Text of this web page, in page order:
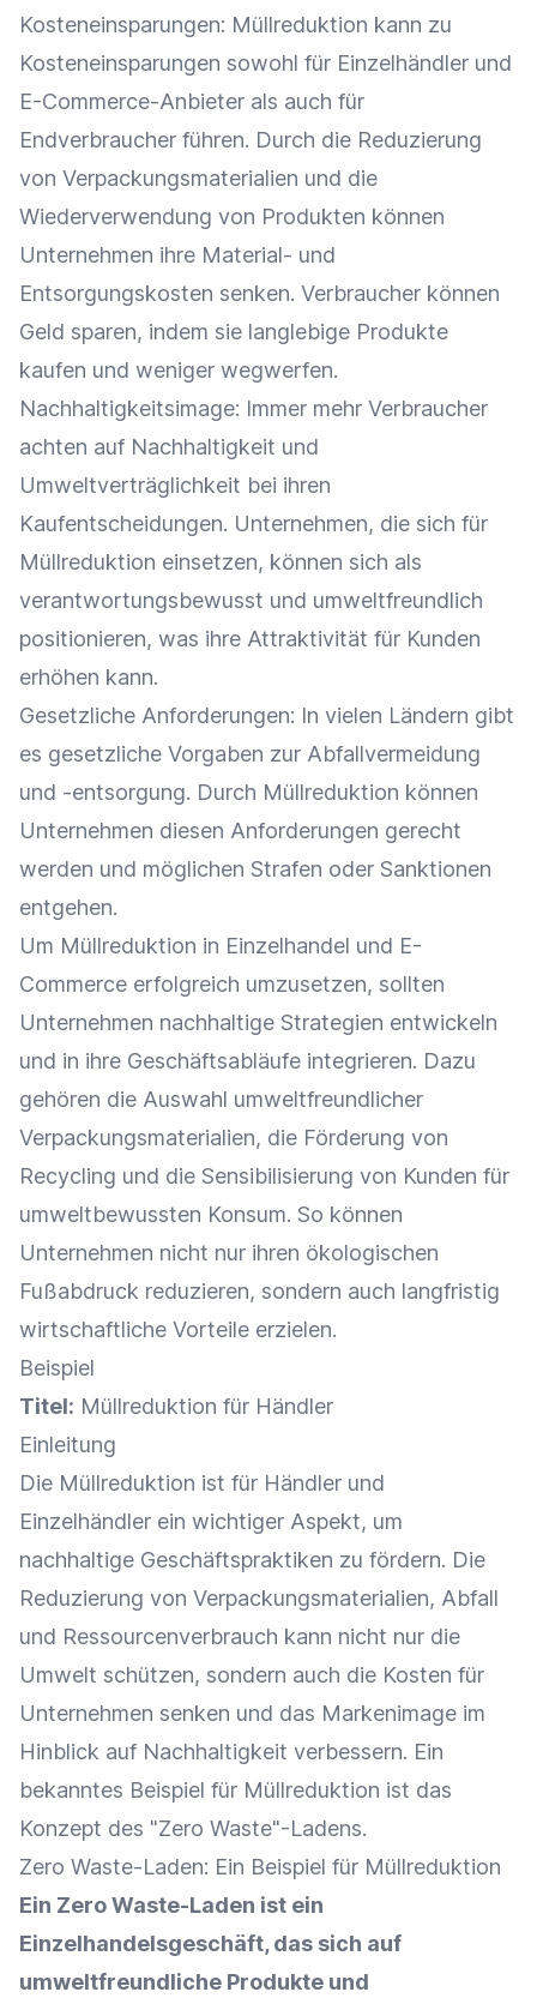
Kosteneinsparungen: Müllreduktion kann zu
Kosteneinsparungen sowohl für Einzelhändler und
E-Commerce-Anbieter als auch für
Endverbraucher führen. Durch die Reduzierung
von Verpackungsmaterialien und die
Wiederverwendung von Produkten können
Unternehmen ihre Material- und
Entsorgungskosten senken. Verbraucher können
Geld sparen, indem sie langlebige Produkte
kaufen und weniger wegwerfen.
Nachhaltigkeitsimage: Immer mehr Verbraucher
achten auf Nachhaltigkeit und
Umweltverträglichkeit bei ihren
Kaufentscheidungen. Unternehmen, die sich für
Müllreduktion einsetzen, können sich als
verantwortungsbewusst und umweltfreundlich
positionieren, was ihre Attraktivität für Kunden
erhöhen kann.
Gesetzliche Anforderungen: In vielen Ländern gibt
es gesetzliche Vorgaben zur Abfallvermeidung
und -entsorgung. Durch Müllreduktion können
Unternehmen diesen Anforderungen gerecht
werden und möglichen Strafen oder Sanktionen
entgehen.
Um Müllreduktion in Einzelhandel und E-
Commerce erfolgreich umzusetzen, sollten
Unternehmen nachhaltige Strategien entwickeln
und in ihre Geschäftsabläufe integrieren. Dazu
gehören die Auswahl umweltfreundlicher
Verpackungsmaterialien, die Förderung von
Recycling und die Sensibilisierung von Kunden für
umweltbewussten Konsum. So können
Unternehmen nicht nur ihren ökologischen
Fußabdruck reduzieren, sondern auch langfristig
wirtschaftliche Vorteile erzielen.
Beispiel
Titel: Müllreduktion für Händler
Einleitung
Die Müllreduktion ist für Händler und
Einzelhändler ein wichtiger Aspekt, um
nachhaltige Geschäftspraktiken zu fördern. Die
Reduzierung von Verpackungsmaterialien, Abfall
und Ressourcenverbrauch kann nicht nur die
Umwelt schützen, sondern auch die Kosten für
Unternehmen senken und das Markenimage im
Hinblick auf Nachhaltigkeit verbessern. Ein
bekanntes Beispiel für Müllreduktion ist das
Konzept des "Zero Waste"-Ladens.
Zero Waste-Laden: Ein Beispiel für Müllreduktion
Ein Zero Waste-Laden ist ein
Einzelhandelsgeschäft, das sich auf
umweltfreundliche Produkte und